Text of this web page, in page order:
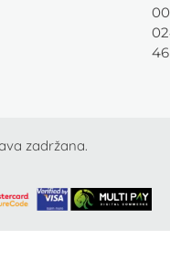
46
zadržana.